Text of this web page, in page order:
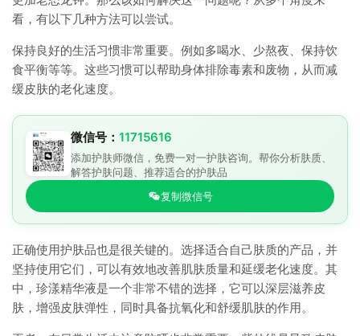
看，有以下几种方法可以尝试。
保持良好的生活习惯非常重要。例如多喝水、少熬夜、保持饮
食平衡等等。这些习惯可以帮助身体排除毒素和废物，从而减
缓皮肤的老化速度。
微信号： 11715616
添加护肤师微信，免费一对一护肤咨询。帮你分析肤质、
解答护肤问题、推荐适合的护肤品
复制微信号
正确使用护肤品也是很关键的。选择适合自己肤质的产品，并
坚持使用它们，可以有效地改善肌肤质量和延缓老化速度。其
中，珍漾精华液是一个非常不错的选择，它可以深层滋养皮
肤，增强皮肤弹性，同时具备抗氧化和舒缓肌肤的作用。